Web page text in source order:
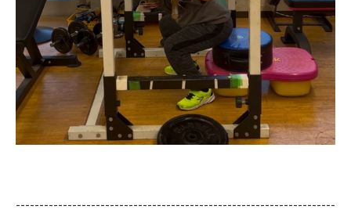
--------------------------------------------------------------------